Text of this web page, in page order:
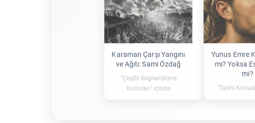
Karaman Çarşı Yangını
ve Ağıtı: Sami Özdağ
"Çeşitli Bilgilendirme
Konuları" içinde
Yunus Emre
mı? Yoksa
mi?
"Tarihi